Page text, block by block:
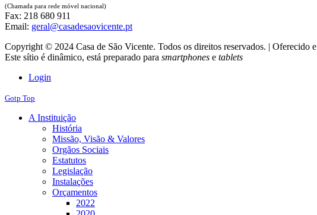
(Chamada para rede móvel nacional)
Fax: 218 680 911
Email: geral@casadesaovicente.pt
Copyright © 2024 Casa de São Vicente. Todos os direitos reservados. | Oferecido e
Este sítio é dinâmico, está preparado para smartphones e tablets
Login
Gotp Top
A Instituição
História
Missão, Visão & Valores
Orgãos Sociais
Estatutos
Legislação
Instalações
Orçamentos
2022